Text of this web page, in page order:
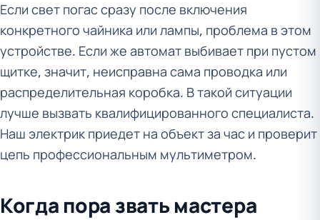
Если свет погас сразу после включения
конкретного чайника или лампы, проблема в этом
устройстве. Если же автомат выбивает при пустом
щитке, значит, неисправна сама проводка или
распределительная коробка. В такой ситуации
лучше вызвать квалифицированного специалиста.
Наш электрик приедет на объект за час и проверит
цепь профессиональным мультиметром.
Когда пора звать мастера